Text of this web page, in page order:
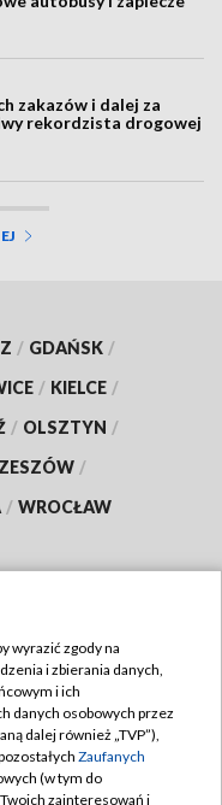
zakazów i dalej za
rekordzista drogowej
/ GDAŃSK /
/ KIELCE /
/ OLSZTYN /
/
/ WROCŁAW
wyrazić zgody na
i zbierania danych,
i ich
danych osobowych przez
dalej również „TVP”),
Zaufanych
(w tym do
zainteresowań i